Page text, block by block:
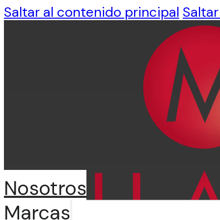
Saltar al contenido principal
Nosotros
Marcas